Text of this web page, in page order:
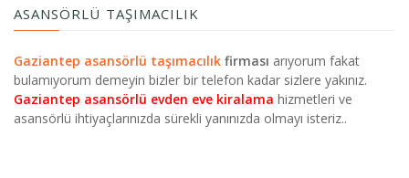
ASANSÖRLÜ TAŞIMACILIK
Gaziantep asansörlü taşımacılık firması arıyorum fakat
bulamıyorum demeyin bizler bir telefon kadar sizlere yakınız.
Gaziantep asansörlü evden eve kiralama hizmetleri ve
asansörlü ihtiyaçlarınızda sürekli yanınızda olmayı isteriz..